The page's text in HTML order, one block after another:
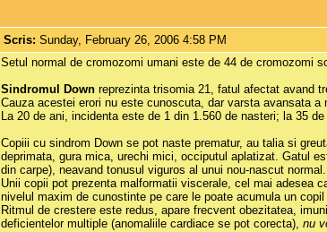
Scris:Sunday, February 26, 2006 4:58 PM
Setul normal de cromozomi umani este de 44 de cromozomi
Sindromul Down reprezinta trisomia 21, fatul afectat avand
Cauza acestei erori nu este cunoscuta, dar varsta avansata
La 20 de ani, incidenta este de 1 din 1.560 de nasteri; la 35
Copiii cu sindrom Down se pot naste prematur, au talia si
deprimata, gura mica, urechi mici, occiputul aplatizat. Gatul
din carpe), neavand tonusul viguros al unui nou-nascut normal.
Unii copii pot prezenta malformatii viscerale, cel mai adesea
nivelul maxim de cunostinte pe care le poate acumula un
Ritmul de crestere este redus, apare frecvent obezitatea,
deficientelor multiple (anomaliile cardiace se pot corecta),nu